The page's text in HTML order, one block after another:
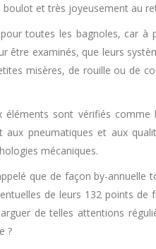
boulot et très joyeusement au
toutes les bagnoles, car à
être examinés, que leurs
misères, de rouille ou de
sont vérifiés comme
aux pneumatiques et aux
mécaniques.
que de façon by-annuelle
de leurs 132 points de
de telles attentions
?